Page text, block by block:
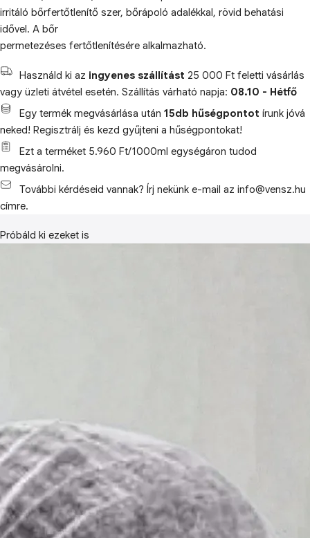
irritáló bőrfertőtlenítő szer, bőrápoló adalékkal, rövid behatási
idővel. A bőr
permetezéses fertőtlenítésére alkalmazható.
Használd ki az ingyenes szállítást 25 000 Ft feletti vásárlás
vagy üzleti átvétel esetén. Szállítás várható napja: 08.10 - Hétfő
Egy termék megvásárlása után 15db hűségpontot írunk jóvá
neked! Regisztrálj és kezd gyűjteni a hűségpontokat!
Ezt a terméket 5.960 Ft/1000ml egységáron tudod
megvásárolni.
További kérdéseid vannak? Írj nekünk e-mail az info@vensz.hu
címre.
Próbáld ki ezeket is